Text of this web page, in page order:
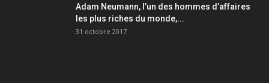
Adam Neumann, l’un des hommes d’affaires
les plus riches du monde,...
31 octobre 2017